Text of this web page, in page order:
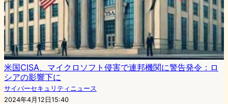
米国CISA、マイクロソフト侵害で連邦機関に警告発令：ロ
シアの影響下に
サイバーセキュリティニュース
2024年4月12日15:40